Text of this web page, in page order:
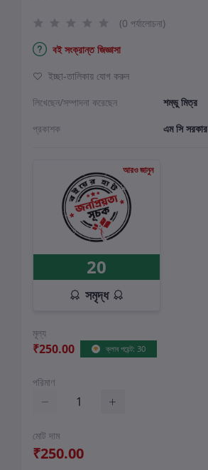
(0 পর্যালোচনা)
বই সংক্রান্ত জিজ্ঞাসা
ইচ্ছা-তালিকায় যোগ করুন
লিখেছেন/সম্পাদনা করেছেন
শম্ভু মিত্র
প্রকাশক
এম সি সরকার
আরও জানুন
20
সমৃদ্ধ
মূল্য
₹250.00 ক্লাব পয়েন্ট: 30
পরিমাণ
মোট দাম
₹250.00